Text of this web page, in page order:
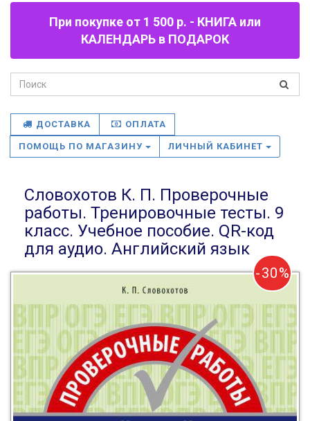
При покупке от 1 500 р. - КНИГА или
КАЛЕНДАРЬ в ПОДАРОК
ДОСТАВКА ОПЛАТА
ПОМОЩЬ ПО МАГАЗИНУ ЛИЧНЫЙ КАБИНЕТ
Словохотов К. П. Проверочные
работы. Тренировочные тесты. 9
класс. Учебное пособие. QR-код
для аудио. Английский язык
-30%